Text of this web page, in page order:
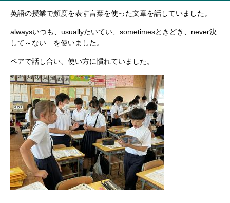
英語の授業で頻度を表す言葉を使った文章を話していました。
alwaysいつも、usuallyたいてい、sometimesときどき、never決
して～ない を使いました。
ペアで話し合い、使い方に慣れていました。